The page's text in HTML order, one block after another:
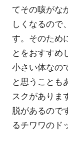
てその咳がな
しくなるので
す。そのため
とをおすすめ
小さい体なの
と思うことも
スクがありま
脱があるので
るチワワのド